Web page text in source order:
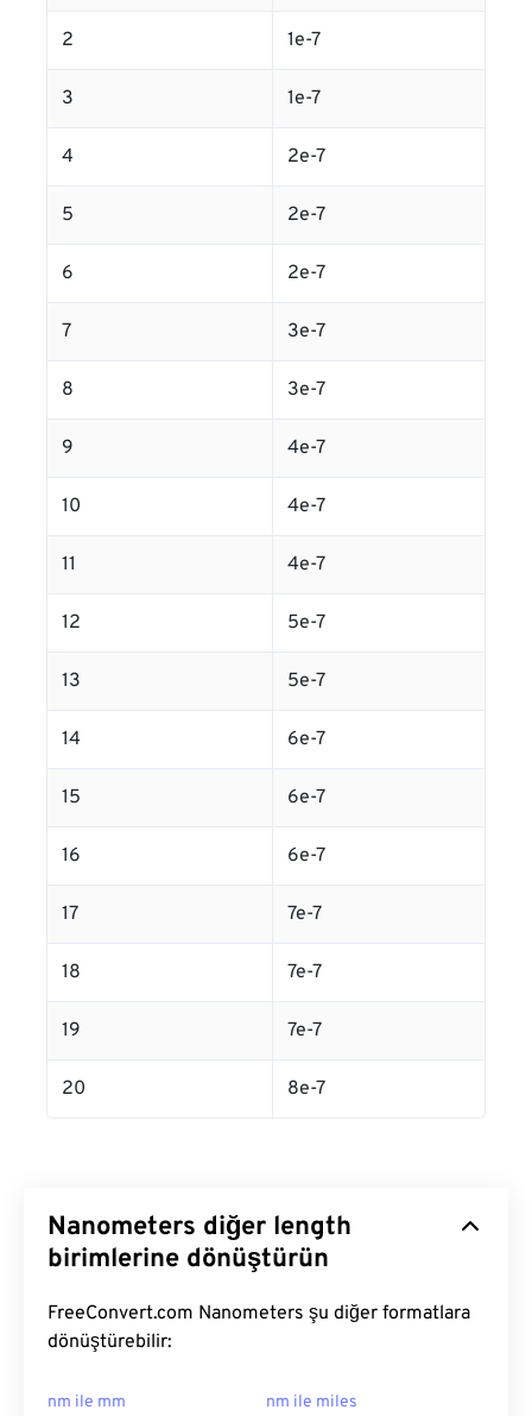
2 1e-7
3 1e-7
4 2e-7
5 2e-7
6 2e-7
7 3e-7
8 3e-7
9 4e-7
10 4e-7
11 4e-7
12 5e-7
13 5e-7
14 6e-7
15 6e-7
16 6e-7
17 7e-7
18 7e-7
19 7e-7
20 8e-7
Nanometers diğer length
birimlerine dönüştürün
FreeConvert.com Nanometers şu diğer formatlara
dönüştürebilir:
nm ile mm nm ile miles